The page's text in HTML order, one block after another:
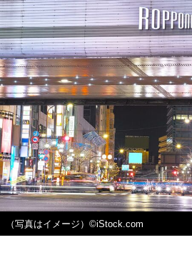
（写真はイメージ）©iStock.com